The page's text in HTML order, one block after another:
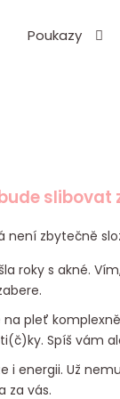
Poukazy
slibovat
není zbytečně
roky s akné.
na pleť
Spíš vám
i energii. Už
za vás.